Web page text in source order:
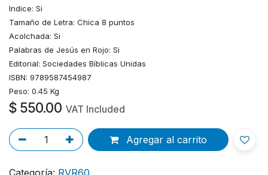
Indice: Si
Tamaño de Letra: Chica 8 puntos
Acolchada: Si
Palabras de Jesús en Rojo: Si
Editorial: Sociedades Bíblicas Unidas
ISBN: 9789587454987
Peso: 0.45 Kg
$ 550.00 VAT Included
Agregar al carrito